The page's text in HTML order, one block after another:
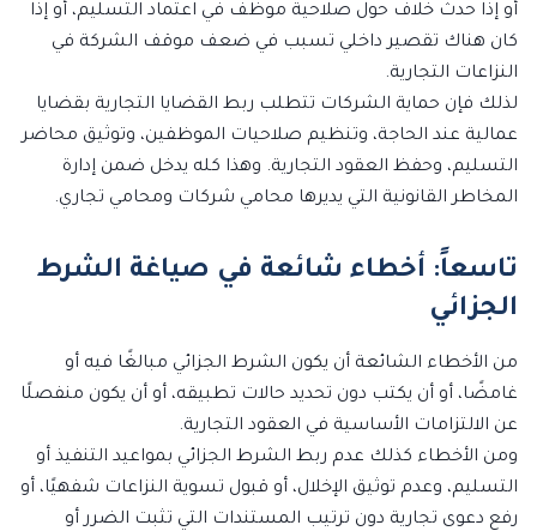
أو إذا حدث خلاف حول صلاحية موظف في اعتماد التسليم، أو إذا
كان هناك تقصير داخلي تسبب في ضعف موقف الشركة في
النزاعات التجارية.
لذلك فإن حماية الشركات تتطلب ربط القضايا التجارية بقضايا
عمالية عند الحاجة، وتنظيم صلاحيات الموظفين، وتوثيق محاضر
التسليم، وحفظ العقود التجارية. وهذا كله يدخل ضمن إدارة
المخاطر القانونية التي يديرها محامي شركات ومحامي تجاري.
تاسعاً: أخطاء شائعة في صياغة الشرط
الجزائي
من الأخطاء الشائعة أن يكون الشرط الجزائي مبالغًا فيه أو
غامضًا، أو أن يكتب دون تحديد حالات تطبيقه، أو أن يكون منفصلًا
عن الالتزامات الأساسية في العقود التجارية.
ومن الأخطاء كذلك عدم ربط الشرط الجزائي بمواعيد التنفيذ أو
التسليم، وعدم توثيق الإخلال، أو قبول تسوية النزاعات شفهيًا، أو
رفع دعوى تجارية دون ترتيب المستندات التي تثبت الضرر أو